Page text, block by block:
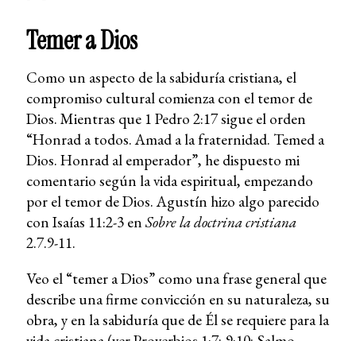
Temer a Dios
Como un aspecto de la sabiduría cristiana, el
compromiso cultural comienza con el temor de
Dios. Mientras que 1 Pedro 2:17 sigue el orden
“Honrad a todos. Amad a la fraternidad. Temed a
Dios. Honrad al emperador”, he dispuesto mi
comentario según la vida espiritual, empezando
por el temor de Dios. Agustín hizo algo parecido
con Isaías 11:2-3 enSobre la doctrina cristiana
2.7.9-11.
Veo el “temer a Dios” como una frase general que
describe una firme convicción en su naturaleza, su
obra, y en la sabiduría que de Él se requiere para la